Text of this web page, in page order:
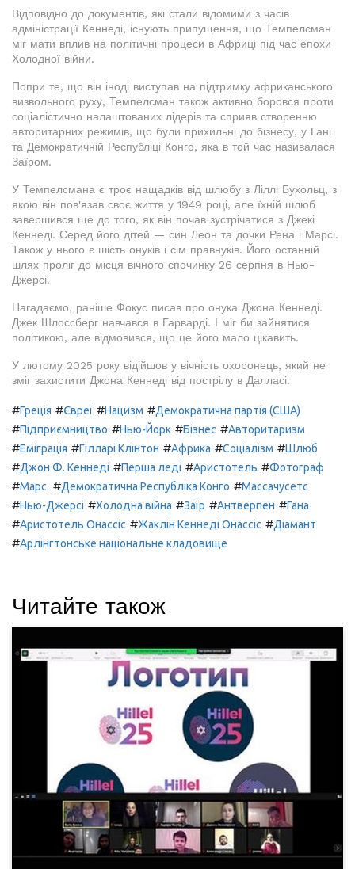
Відповідно до документів, які стали відомими з часів
адміністрації Кеннеді, існують припущення, що Темпелсман
міг мати вплив на політичні процеси в Африці під час епохи
Холодної війни.
Попри те, що він іноді виступав на підтримку африканського
визвольного руху, Темпелсман також активно боровся проти
соціалістично налаштованих лідерів та сприяв створенню
авторитарних режимів, що були прихильні до бізнесу, у Гані
та Демократичній Республіці Конго, яка в той час називалася
Заїром.
У Темпелсмана є троє нащадків від шлюбу з Ліллі Бухольц, з
якою він пов'язав своє життя у 1949 році, але їхній шлюб
завершився ще до того, як він почав зустрічатися з Джекі
Кеннеді. Серед його дітей — син Леон та дочки Рена і Марсі.
Також у нього є шість онуків і сім правнуків. Його останній
шлях проліг до місця вічного спочинку 26 серпня в Нью-
Джерсі.
Нагадаємо, раніше Фокус писав про онука Джона Кеннеді.
Джек Шлоссберг навчався в Гарварді. І міг би зайнятися
політикою, але відмовився, що це його мало цікавить.
У лютому 2025 року відійшов у вічність охоронець, який не
зміг захистити Джона Кеннеді від пострілу в Далласі.
#Греція #Євреї #Нацизм #Демократична партія (США)
#Підприємництво #Нью-Йорк #Бізнес #Авторитаризм
#Еміграція #Гілларі Клінтон #Африка #Соціалізм #Шлюб
#Джон Ф. Кеннеді #Перша леді #Аристотель #Фотограф
#Марс. #Демократична Республіка Конго #Массачусетс
#Нью-Джерсі #Холодна війна #Заїр #Антверпен #Гана
#Аристотель Онассіс #Жаклін Кеннеді Онассіс #Діамант
#Арлінгтонське національне кладовище
Читайте також